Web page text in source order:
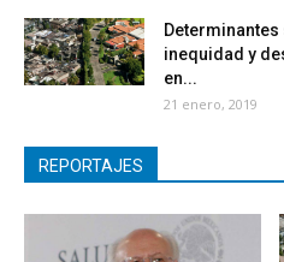
inequidad y
en...
21 enero, 2019
REPORTAJES